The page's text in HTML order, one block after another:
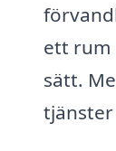
ett rum
sätt.
tjänster